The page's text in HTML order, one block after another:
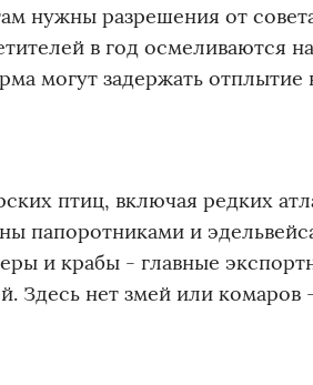
нужны разрешения от
в год осмеливаются
могут задержать отплытие
птиц, включая редких
папоротниками и
и крабы - главные
Здесь нет змей или комаров